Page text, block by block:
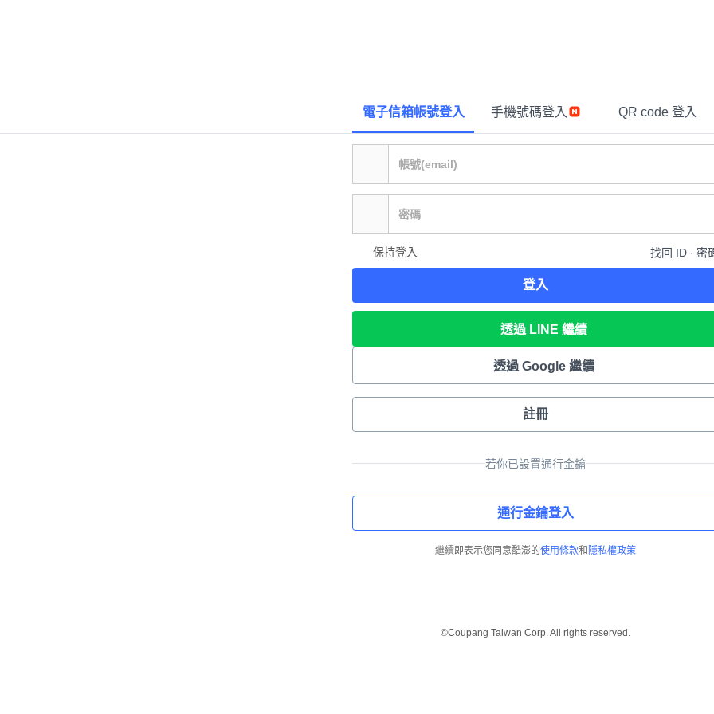
電子信箱帳號登入 手機號碼登入 QR code 登入
保持登入 找回 ID ∙ 密
登入
透過 LINE 繼續
透過 Google 繼續
註冊
若你已設置通行金鑰
通行金鑰登入
繼續即表示您同意酷澎的使用條款和 隱私權政策
©Coupang Taiwan Corp. All rights reserved.